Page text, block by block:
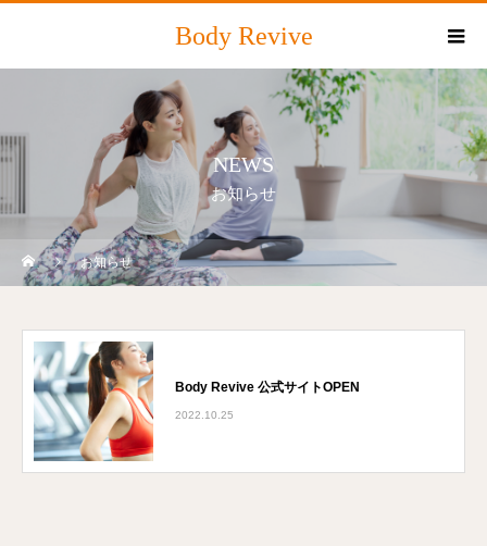
Body Revive
NEWS
お知らせ
お知らせ
Body Revive 公式サイトOPEN
2022.10.25